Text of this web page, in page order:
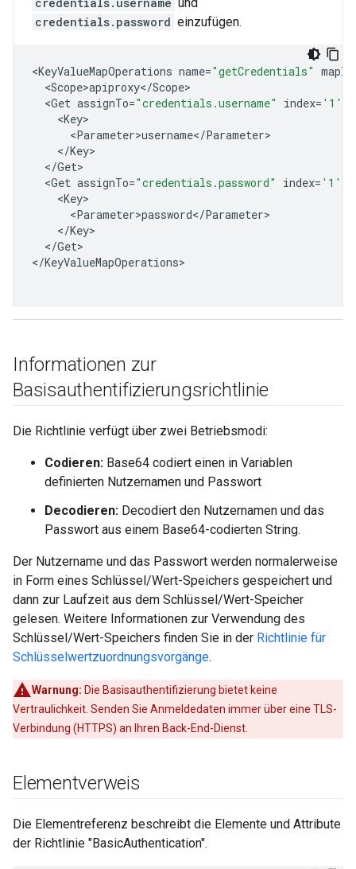
credentials.password einzufügen.
<KeyValueMapOperations name="getCredentials"
<Scope>apiproxy</Scope
<Get assignTo="credentials.username" index= '1'
<Key
<Parameter>username</Parameter
</Key
</Get
<Get assignTo="credentials.password" index= '1'
<Key
<Parameter>password</Parameter
</Key
</Get>
</KeyValueMapOperations
Informationen zur
Basisauthentifizierungsrichtlinie
Die Richtlinie verfügt über zwei Betriebsmodi:
Codieren: Base64 codiert einen in Variablen
definierten Nutzernamen und Passwort
Decodieren: Decodiert den Nutzernamen und das
Passwort aus einem Base64-codierten String.
Der Nutzername und das Passwort werden normalerweise
in Form eines Schlüssel/Wert-Speichers gespeichert und
dann zur Laufzeit aus dem Schlüssel/Wert-Speicher
gelesen. Weitere Informationen zur Verwendung des
Schlüssel/Wert-Speichers finden Sie in der Richtlinie für
Schlüsselwertzuordnungsvorgänge.
Warnung: Die Basisauthentifizierung bietet keine
Vertraulichkeit. Senden Sie Anmeldedaten immer über eine TLS-
Verbindung (HTTPS) an Ihren Back-End-Dienst.
Elementverweis
Die Elementreferenz beschreibt die Elemente und Attribute
der Richtlinie "BasicAuthentication".